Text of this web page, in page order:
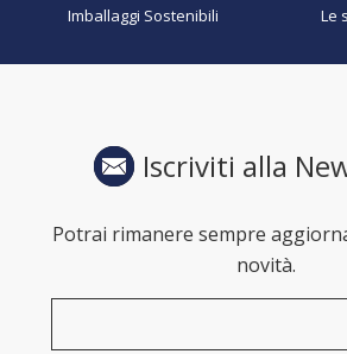
Imballaggi Sostenibili Le
Iscriviti alla
Potrai rimanere sempre
novità.